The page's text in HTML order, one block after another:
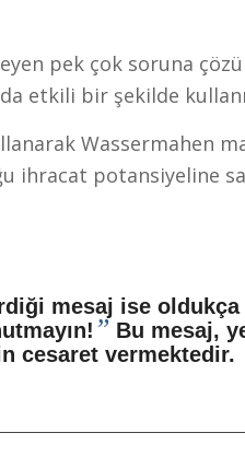
pek çok soruna
etkili bir şekilde
Wassermahen
ihracat potansiyeline
mesaj ise
” Bu mesaj,
cesaret vermektedir.